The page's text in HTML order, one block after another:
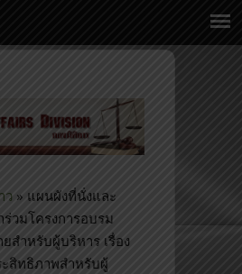
ว » แผนผังที่นั่งและ
ร่วมโครงการอบรม
สำหรับผู้บริหาร เรื่อง
ะสิทธิภาพสำหรับผู้